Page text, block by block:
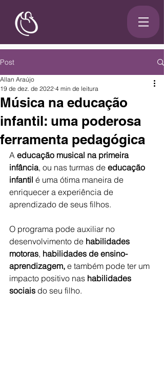
Post
Música na educação
infantil: uma poderosa
ferramenta pedagógica
Allan Araújo
19 de dez. de 2022 4 min de leitura
A educação musical na primeira
infância, ou nas turmas de educação
infantil é uma ótima maneira de
enriquecer a experiência de
aprendizado de seus filhos.
O programa pode auxiliar no
desenvolvimento de habilidades
motoras, habilidades de ensino-
aprendizagem, e também pode ter um
impacto positivo nas habilidades
sociais do seu filho.